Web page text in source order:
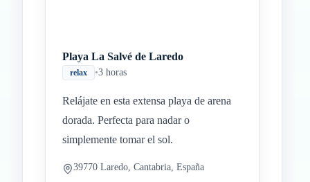
Playa La Salvé de Laredo
relax •3 horas
Relájate en esta extensa playa de arena
dorada. Perfecta para nadar o
simplemente tomar el sol.
39770 Laredo, Cantabria, España